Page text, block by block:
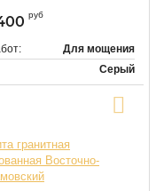
руб
Для мощения
Серый